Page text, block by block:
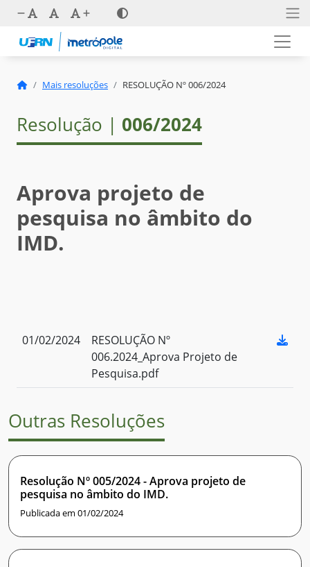
Mais resoluções RESOLUÇÃO Nº 006/2024
Resolução | 006/2024
Aprova projeto de
pesquisa no âmbito do
IMD.
01/02/2024
RESOLUÇÃO Nº
006.2024_Aprova Projeto de
Pesquisa.pdf
Outras Resoluções
Resolução Nº 005/2024 - Aprova projeto de
pesquisa no âmbito do IMD.
Publicada em 01/02/2024